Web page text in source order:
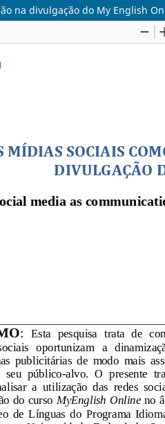
na divulgação do My English